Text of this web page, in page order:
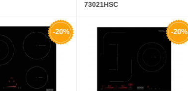
73021HSC
-20% -20%